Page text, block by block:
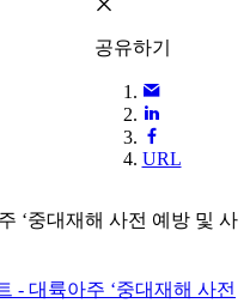
공유하기
URL
‘중대재해 사전 예방 및 사
- 대륙아주 ‘중대재해 사전